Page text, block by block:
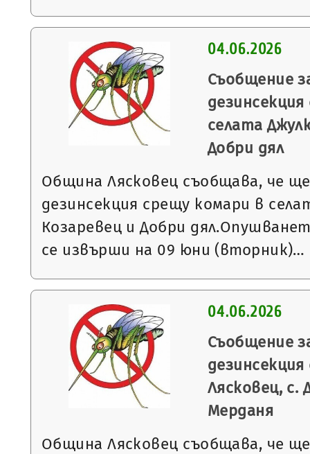
04.06.2026
Съобщение
селата
Добри дял
Община Лясковец съобщава, че
дезинсекция срещу комари в
Козаревец и Добри
се извърши на 09 юни (вторник)…
04.06.2026
Съобщение
Лясковец, с.
Мерданя
Община Лясковец съобщава, че